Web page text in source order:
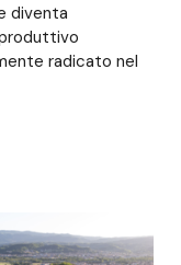
diventa
radicato nel